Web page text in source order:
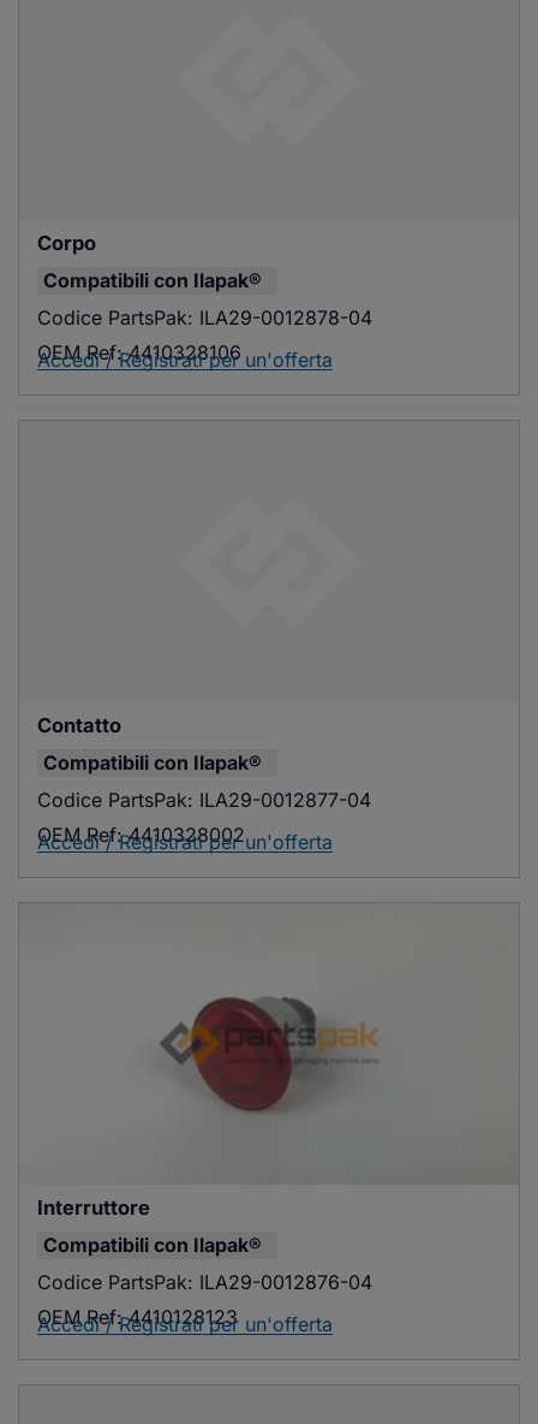
Corpo
Compatibili con Ilapak®
Codice PartsPak: ILA29-0012878-04
OEM Ref: 4410328106
Accedi / Registrati per un'offerta
Contatto
Compatibili con Ilapak®
Codice PartsPak: ILA29-0012877-04
OEM Ref: 4410328002
Accedi / Registrati per un'offerta
Interruttore
Compatibili con Ilapak®
Codice PartsPak: ILA29-0012876-04
OEM Ref: 4410128123
Accedi / Registrati per un'offerta